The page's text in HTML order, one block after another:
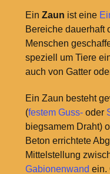
Ein Zaun ist eine
Bereiche dauerhaft
Menschen
speziell um Tiere
auch von Gatter
Ein Zaun besteht
(festem Guss-oder
biegsamem Draht)
Beton errichtete
Mittelstellung
Gabionenwand ein.